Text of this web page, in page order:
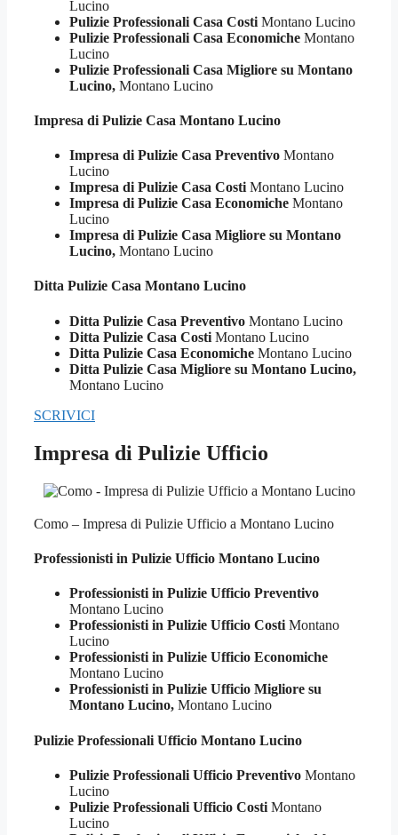
Lucino
Pulizie Professionali Casa Costi Montano Lucino
Pulizie Professionali Casa Economiche Montano
Lucino
Pulizie Professionali Casa Migliore su Montano
Lucino, Montano Lucino
Impresa di Pulizie Casa Montano Lucino
Impresa di Pulizie Casa Preventivo Montano
Lucino
Impresa di Pulizie Casa Costi Montano Lucino
Impresa di Pulizie Casa Economiche Montano
Lucino
Impresa di Pulizie Casa Migliore su Montano
Lucino, Montano Lucino
Ditta Pulizie Casa Montano Lucino
Ditta Pulizie Casa Preventivo Montano Lucino
Ditta Pulizie Casa Costi Montano Lucino
Ditta Pulizie Casa Economiche Montano Lucino
Ditta Pulizie Casa Migliore su Montano Lucino,
Montano Lucino
SCRIVICI
Impresa di Pulizie Ufficio
Como – Impresa di Pulizie Ufficio a Montano Lucino
Professionisti in Pulizie Ufficio Montano Lucino
Professionisti in Pulizie Ufficio Preventivo
Montano Lucino
Professionisti in Pulizie Ufficio Costi Montano
Lucino
Professionisti in Pulizie Ufficio Economiche
Montano Lucino
Professionisti in Pulizie Ufficio Migliore su
Montano Lucino, Montano Lucino
Pulizie Professionali Ufficio Montano Lucino
Pulizie Professionali Ufficio Preventivo Montano
Lucino
Pulizie Professionali Ufficio Costi Montano
Lucino